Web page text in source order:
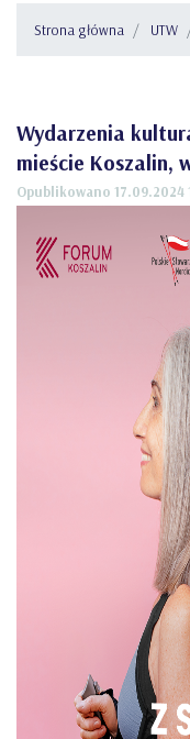
Strona główna UTW
Wydarzenia
mieście Koszalin,
Opublikowano 17.09.2024